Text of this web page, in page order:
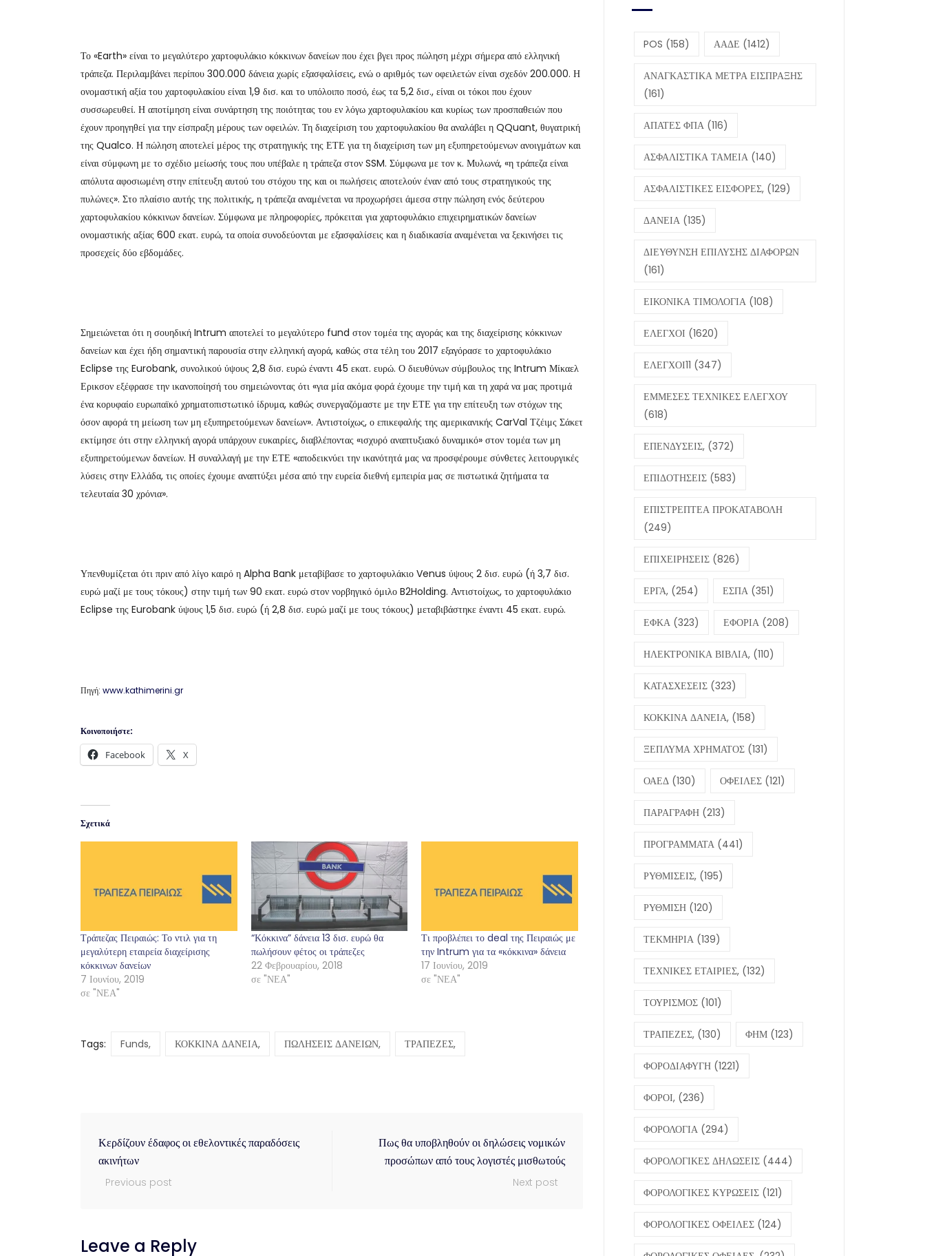
Το «Earth» είναι το μεγαλύτερο χαρτοφυλάκιο κόκκινων δανείων που έχει βγει προς πώληση μέχρι σήμερα από ελληνική
τράπεζα. Περιλαμβάνει περίπου 300.000 δάνεια χωρίς εξασφαλίσεις, ενώ ο αριθμός των οφειλετών είναι σχεδόν 200.000. Η
ονομαστική αξία του χαρτοφυλακίου είναι 1,9 δισ. και το υπόλοιπο ποσό, έως τα 5,2 δισ., είναι οι τόκοι που έχουν
συσσωρευθεί. Η αποτίμηση είναι συνάρτηση της ποιότητας του εν λόγω χαρτοφυλακίου και κυρίως των προσπαθειών που
έχουν προηγηθεί για την είσπραξη μέρους των οφειλών. Τη διαχείριση του χαρτοφυλακίου θα αναλάβει η QQuant, θυγατρική
της Qualco. Η πώληση αποτελεί μέρος της στρατηγικής της ΕΤΕ για τη διαχείριση των μη εξυπηρετούμενων ανοιγμάτων και
είναι σύμφωνη με το σχέδιο μείωσής τους που υπέβαλε η τράπεζα στον SSM. Σύμφωνα με τον κ. Μυλωνά, «η τράπεζα είναι
απόλυτα αφοσιωμένη στην επίτευξη αυτού του στόχου της και οι πωλήσεις αποτελούν έναν από τους στρατηγικούς της
πυλώνες». Στο πλαίσιο αυτής της πολιτικής, η τράπεζα αναμένεται να προχωρήσει άμεσα στην πώληση ενός δεύτερου
χαρτοφυλακίου κόκκινων δανείων. Σύμφωνα με πληροφορίες, πρόκειται για χαρτοφυλάκιο επιχειρηματικών δανείων
ονομαστικής αξίας 600 εκατ. ευρώ, τα οποία συνοδεύονται με εξασφαλίσεις και η διαδικασία αναμένεται να ξεκινήσει τις
προσεχείς δύο εβδομάδες.
Σημειώνεται ότι η σουηδική Intrum αποτελεί το μεγαλύτερο fund στον τομέα της αγοράς και της διαχείρισης κόκκινων
δανείων και έχει ήδη σημαντική παρουσία στην ελληνική αγορά, καθώς στα τέλη του 2017 εξαγόρασε το χαρτοφυλάκιο
Eclipse της Eurobank, συνολικού ύψους 2,8 δισ. ευρώ έναντι 45 εκατ. ευρώ. Ο διευθύνων σύμβουλος της Intrum Μίκαελ
Ερικσον εξέφρασε την ικανοποίησή του σημειώνοντας ότι «για μία ακόμα φορά έχουμε την τιμή και τη χαρά να μας προτιμά
ένα κορυφαίο ευρωπαϊκό χρηματοπιστωτικό ίδρυμα, καθώς συνεργαζόμαστε με την ΕΤΕ για την επίτευξη των στόχων της
όσον αφορά τη μείωση των μη εξυπηρετούμενων δανείων». Αντιστοίχως, ο επικεφαλής της αμερικανικής CarVal Τζέιμς Σάκετ
εκτίμησε ότι στην ελληνική αγορά υπάρχουν ευκαιρίες, διαβλέποντας «ισχυρό αναπτυξιακό δυναμικό» στον τομέα των μη
εξυπηρετούμενων δανείων. Η συναλλαγή με την ΕΤΕ «αποδεικνύει την ικανότητά μας να προσφέρουμε σύνθετες λειτουργικές
λύσεις στην Ελλάδα, τις οποίες έχουμε αναπτύξει μέσα από την ευρεία διεθνή εμπειρία μας σε πιστωτικά ζητήματα τα
τελευταία 30 χρόνια».
Υπενθυμίζεται ότι πριν από λίγο καιρό η Alpha Bank μεταβίβασε το χαρτοφυλάκιο Venus ύψους 2 δισ. ευρώ (ή 3,7 δισ.
ευρώ μαζί με τους τόκους) στην τιμή των 90 εκατ. ευρώ στον νορβηγικό όμιλο B2Holding. Αντιστοίχως, το χαρτοφυλάκιο
Eclipse της Eurobank ύψους 1,5 δισ. ευρώ (ή 2,8 δισ. ευρώ μαζί με τους τόκους) μεταβιβάστηκε έναντι 45 εκατ. ευρώ.
Πηγή: www.kathimerini.gr
Κοινοποιήστε:
Facebook X
Σχετικά
Τράπεζας Πειραιώς: Το ντιλ για τη
μεγαλύτερη εταιρεία διαχείρισης
κόκκινων δανείων
7 Ιουνίου, 2019
σε "ΝΕΑ"
“Κόκκινα” δάνεια 13 δισ. ευρώ θα
πωλήσουν φέτος οι τράπεζες
22 Φεβρουαρίου, 2018
σε "ΝΕΑ"
Τι προβλέπει το deal της Πειραιώς με
την Intrum για τα «κόκκινα» δάνεια
17 Ιουνίου, 2019
σε "ΝΕΑ"
Tags: Funds, ΚΟΚΚΙΝΑ ΔΑΝΕΙΑ, ΠΩΛΗΣΕΙΣ ΔΑΝΕΙΩΝ, ΤΡΑΠΕΖΕΣ,
Κερδίζουν έδαφος οι εθελοντικές παραδόσεις
ακινήτων
Previous post
Πως θα υποβληθούν οι δηλώσεις νομικών
προσώπων από τους λογιστές μισθωτούς
Next post
Leave a Reply
POS (158) ΑΑΔΕ (1412)
ΑΝΑΓΚΑΣΤΙΚΑ ΜΕΤΡΑ ΕΙΣΠΡΑΞΗΣ
(161)
ΑΠΑΤΕΣ ΦΠΑ (116)
ΑΣΦΑΛΙΣΤΙΚΑ ΤΑΜΕΙΑ (140)
ΑΣΦΑΛΙΣΤΙΚΕΣ ΕΙΣΦΟΡΕΣ, (129)
ΔΑΝΕΙΑ (135)
ΔΙΕΥΘΥΝΣΗ ΕΠΙΛΥΣΗΣ ΔΙΑΦΟΡΩΝ
(161)
ΕΙΚΟΝΙΚΑ ΤΙΜΟΛΟΓΙΑ (108)
ΕΛΕΓΧΟΙ (1620)
ΕΛΕΓΧΟΙ11 (347)
ΕΜΜΕΣΕΣ ΤΕΧΝΙΚΕΣ ΕΛΕΓΧΟΥ
(618)
ΕΠΕΝΔΥΣΕΙΣ, (372)
ΕΠΙΔΟΤΗΣΕΙΣ (583)
ΕΠΙΣΤΡΕΠΤΕΑ ΠΡΟΚΑΤΑΒΟΛΗ
(249)
ΕΠΙΧΕΙΡΗΣΕΙΣ (826)
ΕΡΓΑ, (254) ΕΣΠΑ (351)
ΕΦΚΑ (323) ΕΦΟΡΙΑ (208)
ΗΛΕΚΤΡΟΝΙΚΑ ΒΙΒΛΙΑ, (110)
ΚΑΤΑΣΧΕΣΕΙΣ (323)
ΚΟΚΚΙΝΑ ΔΑΝΕΙΑ, (158)
ΞΕΠΛΥΜΑ ΧΡΗΜΑΤΟΣ (131)
ΟΑΕΔ (130) ΟΦΕΙΛΕΣ (121)
ΠΑΡΑΓΡΑΦΗ (213)
ΠΡΟΓΡΑΜΜΑΤΑ (441)
ΡΥΘΜΙΣΕΙΣ, (195)
ΡΥΘΜΙΣΗ (120)
ΤΕΚΜΗΡΙΑ (139)
ΤΕΧΝΙΚΕΣ ΕΤΑΙΡΙΕΣ, (132)
ΤΟΥΡΙΣΜΟΣ (101)
ΤΡΑΠΕΖΕΣ, (130) ΦΗΜ (123)
ΦΟΡΟΔΙΑΦΥΓΗ (1221)
ΦΟΡΟΙ, (236)
ΦΟΡΟΛΟΓΙΑ (294)
ΦΟΡΟΛΟΓΙΚΕΣ ΔΗΛΩΣΕΙΣ (444)
ΦΟΡΟΛΟΓΙΚΕΣ ΚΥΡΩΣΕΙΣ (121)
ΦΟΡΟΛΟΓΙΚΕΣ ΟΦΕΙΛΕΣ (124)